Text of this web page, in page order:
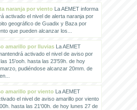
naranja por vientoLa AEMET informa
activado el nivel de alerta naranja por
geográfico de Guadix y Baza por
que pueden alcanzar los...
amarillo por lluviasLa AEMET
activado el nivel de aviso por
15'ooh. hasta las 23'59h. de hoy
pudiéndose alcanzar 20mm. de
amarillo por vientoLa AEMET
el nivel de aviso amarillo por viento
hasta las 21'00h. de hoy lunes 27 de